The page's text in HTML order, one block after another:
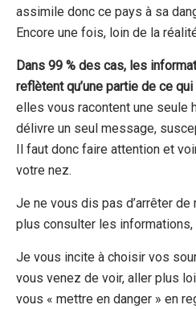
assimile donc ce pays à sa
Encore une fois, loin de la
Dans 99 % des cas, les
reflètent qu’une partie de ce
elles vous racontent une seule
délivre un seul message,
Il faut donc faire attention et
votre nez.
Je ne vous dis pas d’arrêter
plus consulter les
Je vous incite à choisir vos
vous venez de voir, aller plus
vous « mettre en danger » en